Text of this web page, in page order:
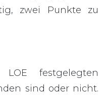
zwei Punkte zu
festgelegten
sind oder nicht.